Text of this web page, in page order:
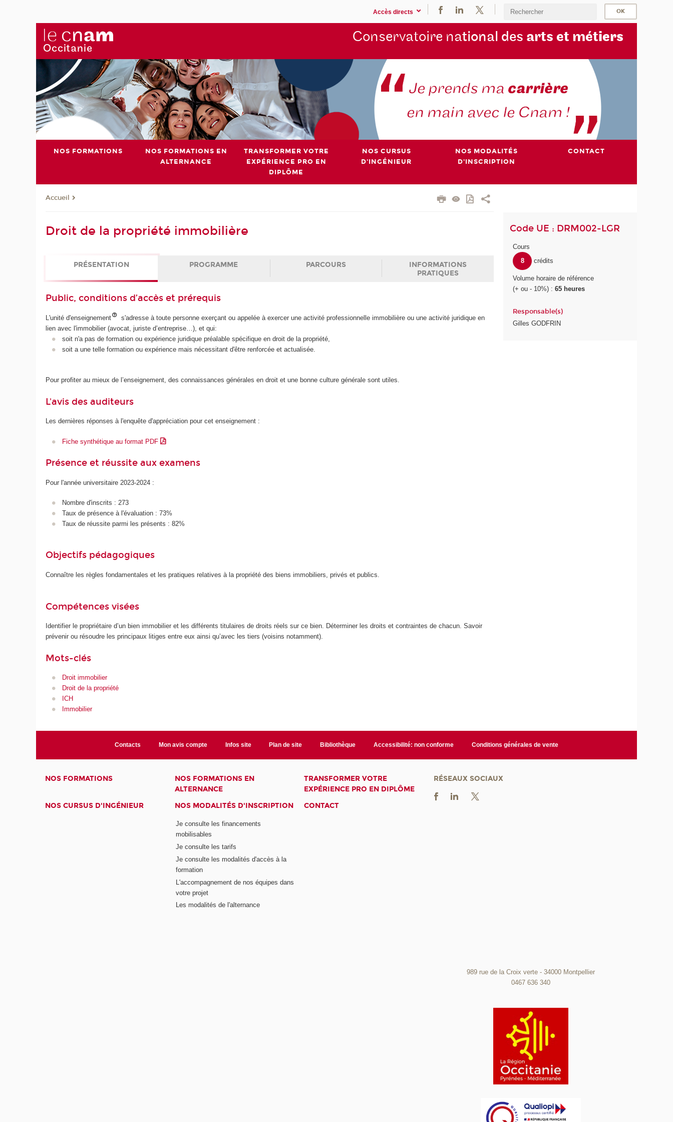
Accès directs
Conservatoire national des arts et métiers
NOS FORMATIONS
NOS FORMATIONS EN
ALTERNANCE
TRANSFORMER VOTRE
EXPÉRIENCE PRO EN
DIPLÔME
NOS CURSUS
D'INGÉNIEUR
NOS MODALITÉS
D'INSCRIPTION
CONTACT
Accueil
Droit de la propriété immobilière
PRÉSENTATION PROGRAMME PARCOURS
INFORMATIONS
PRATIQUES
Public, conditions d’accès et prérequis
L'unité d'enseignement
s'adresse à toute personne exerçant ou appelée à exercer une activité professionnelle immobilière ou une activité juridique en
lien avec l'immobilier (avocat, juriste d’entreprise…), et qui:
soit n'a pas de formation ou expérience juridique préalable spécifique en droit de la propriété,
soit a une telle formation ou expérience mais nécessitant d'être renforcée et actualisée.
Pour profiter au mieux de l’enseignement, des connaissances générales en droit et une bonne culture générale sont utiles.
L'avis des auditeurs
Les dernières réponses à l'enquête d'appréciation pour cet enseignement :
Fiche synthétique au format PDF
Présence et réussite aux examens
Pour l'année universitaire 2023-2024 :
Nombre d'inscrits : 273
Taux de présence à l'évaluation : 73%
Taux de réussite parmi les présents : 82%
Objectifs pédagogiques
Connaître les règles fondamentales et les pratiques relatives à la propriété des biens immobiliers, privés et publics.
Compétences visées
Identifier le propriétaire d’un bien immobilier et les différents titulaires de droits réels sur ce bien. Déterminer les droits et contraintes de chacun. Savoir
prévenir ou résoudre les principaux litiges entre eux ainsi qu’avec les tiers (voisins notamment).
Mots-clés
Droit immobilier
Droit de la propriété
ICH
Immobilier
Code UE : DRM002-LGR
Cours
8
crédits
Volume horaire de référence
(+ ou - 10%) :65 heures
Responsable(s)
Gilles GODFRIN
Contacts Mon avis compte Infos site Plan de site Bibliothèque Accessibilité: non conforme Conditions générales de vente
NOS FORMATIONS
NOS FORMATIONS EN
ALTERNANCE
TRANSFORMER VOTRE
EXPÉRIENCE PRO EN DIPLÔME
NOS CURSUS D'INGÉNIEUR
NOS MODALITÉS D'INSCRIPTION
Je consulte les financements
mobilisables
Je consulte les tarifs
Je consulte les modalités d'accès à la
formation
L'accompagnement de nos équipes dans
votre projet
Les modalités de l'alternance
CONTACT
RÉSEAUX SOCIAUX
989 rue de la Croix verte - 34000 Montpellier
0467 636 340